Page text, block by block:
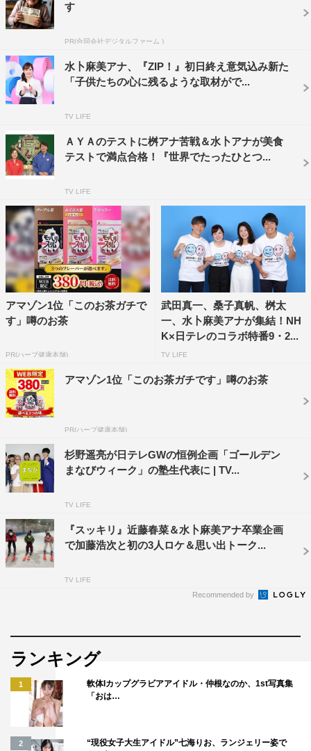
＜スッキリMCがおでかけ！夏のスペシャルウィーク＞
「毎日がゴールデンタイム！」を合言葉に送る夏の豪華ス
ペシャル企画
第1弾は加藤浩次と俳優・竹内涼真が真夏の海で遊びまく
り！（8月12、13日放送）
第2弾は近藤春菜が俳優・横浜流星と街ぶら探索！（8月
14、15日放送）
第3弾は水卜麻美アナが桝太一アナとクイズ対決！（8月
16日放送）
毎週（月）～（金）前8・00～10・25
MC：加藤浩次（極楽とんぼ）、近藤春菜（ハリセンボ
ン）、水卜麻美（日本テビアナウンサー）
情報キャスター：森圭介（日本テレビアナウンサー）
す
PR(合同会社デジタルファーム )
水卜麻美アナ、『ZIP！』初日終え意気込み新た
「子供たちの心に残るような取材がで...
TV LIFE
ＡＹＡのテストに桝アナ苦戦＆水卜アナが美食
テストで満点合格！『世界でたったひとつ...
TV LIFE
アマゾン1位「このお茶ガチで
す」噂のお茶
PR(ハーブ健康本舗)
武田真一、桑子真帆、桝太
一、水卜麻美アナが集結！NH
K×日テレのコラボ特番9・2...
TV LIFE
アマゾン1位「このお茶ガチです」噂のお茶
PR(ハーブ健康本舗)
杉野遥亮が日テレGWの恒例企画「ゴールデン
まなびウィーク」の塾生代表に | TV...
TV LIFE
『スッキリ』近藤春菜＆水卜麻美アナ卒業企画
で加藤浩次と初の3人ロケ＆思い出トーク...
TV LIFE
Recommended by
ランキング
1
軟体Iカップグラビアアイドル・仲根なのか、1st写真集
「おは…
2
“現役女子大生アイドル”七海りお、ランジェリー姿で